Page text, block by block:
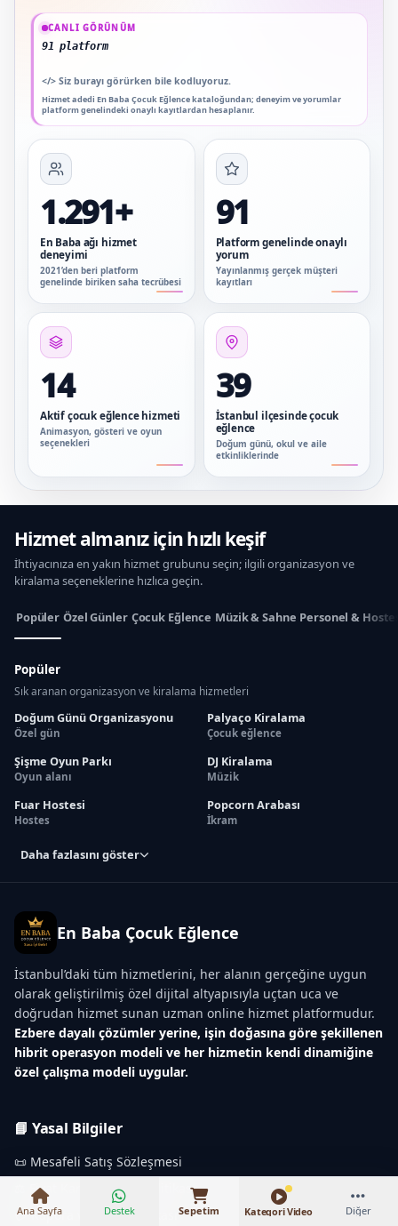
CANLI GÖRÜNÜM
91 platform genelinde onaylı yorum
</> Siz burayı görürken bile kodluyoruz.
Hizmet adedi En Baba Çocuk Eğlence kataloğundan; deneyim ve yorumlar
platform genelindeki onaylı kayıtlardan hesaplanır.
Güncel veriler: 1.291+ En Baba ağı hizmet deneyimi; 91 platform genelinde
1.291+
En Baba ağı hizmet
deneyimi
2021’den beri platform
genelinde biriken saha tecrübesi
91
Platform genelinde onaylı
yorum
Yayınlanmış gerçek müşteri
kayıtları
14
Aktif çocuk eğlence hizmeti
Animasyon, gösteri ve oyun
seçenekleri
39
İstanbul ilçesinde çocuk
eğlence
Doğum günü, okul ve aile
etkinliklerinde
Hizmet almanız için hızlı keşif
İhtiyacınıza en yakın hizmet grubunu seçin; ilgili organizasyon ve
kiralama seçeneklerine hızlıca geçin.
Popüler Özel Günler Çocuk Eğlence Müzik & Sahne Personel &
Popüler
Sık aranan organizasyon ve kiralama hizmetleri
Doğum Günü Organizasyonu
Özel gün
Palyaço Kiralama
Çocuk eğlence
Şişme Oyun Parkı
Oyun alanı
DJ Kiralama
Müzik
Fuar Hostesi
Hostes
Popcorn Arabası
İkram
Daha fazlasını göster
En Baba Çocuk Eğlence
İstanbul’daki tüm hizmetlerini, her alanın gerçeğine uygun
olarak geliştirilmiş özel dijital altyapısıyla uçtan uca ve
doğrudan hizmet sunan uzman online hizmet platformudur.
Ezbere dayalı çözümler yerine, işin doğasına göre şekillenen
hibrit operasyon modeli ve her hizmetin kendi dinamiğine
özel çalışma modeli uygular.
📘 Yasal Bilgiler
📜 Mesafeli Satış Sözleşmesi
⚖️ Fiyat Karşılaştırma Politikası
💳 Kapora ve İptal Politikası
Ana Sayfa Destek Sepetim Kategori Video Diğer